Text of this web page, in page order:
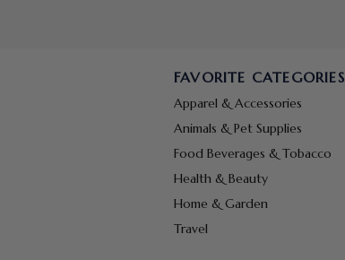
FAVORITE CATEGORIES
Apparel & Accessories
Animals & Pet Supplies
Food Beverages & Tobacco
Health & Beauty
Home & Garden
Travel